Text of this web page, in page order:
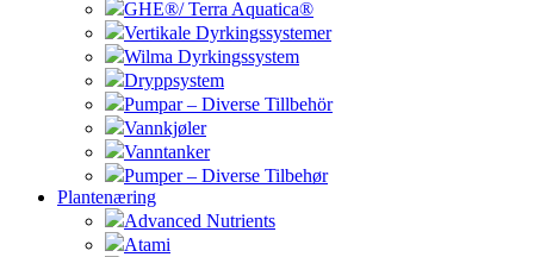
GHE®/ Terra Aquatica®
Vertikale Dyrkingssystemer
Wilma Dyrkingssystem
Dryppsystem
Pumpar – Diverse Tillbehör
Vannkjøler
Vanntanker
Pumper – Diverse Tilbehør
Plantenæring
Advanced Nutrients
Atami